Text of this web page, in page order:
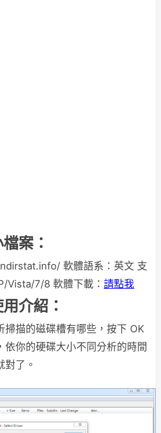
案：
軟體語系：英文 支
Vista/7/8 軟體下載： 請點我
介紹：
掃描的磁碟槽有哪些，按下 OK
依你的硬碟大小不同分析的時間
對了。